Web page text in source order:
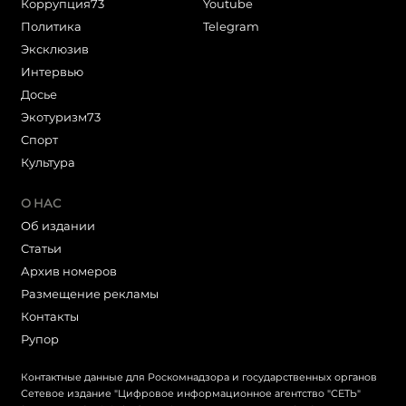
Коррупция73
Политика
Эксклюзив
Интервью
Досье
Экотуризм73
Cпорт
Культура
Youtube
Telegram
О НАС
Об издании
Статьи
Архив номеров
Размещение рекламы
Контакты
Рупор
Контактные данные для Роскомнадзора и государственных органов
Сетевое издание "Цифровое информационное агентство "СЕТЬ"